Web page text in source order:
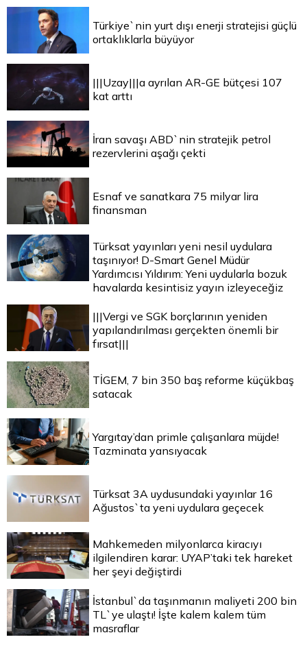
Türkiye`nin yurt dışı enerji stratejisi güçlü
ortaklıklarla büyüyor
|||Uzay|||a ayrılan AR-GE bütçesi 107
kat arttı
İran savaşı ABD`nin stratejik petrol
rezervlerini aşağı çekti
Esnaf ve sanatkara 75 milyar lira
finansman
Türksat yayınları yeni nesil uydulara
taşınıyor! D-Smart Genel Müdür
Yardımcısı Yıldırım: Yeni uydularla bozuk
havalarda kesintisiz yayın izleyeceğiz
|||Vergi ve SGK borçlarının yeniden
yapılandırılması gerçekten önemli bir
fırsat|||
TİGEM, 7 bin 350 baş reforme küçükbaş
satacak
Yargıtay’dan primle çalışanlara müjde!
Tazminata yansıyacak
Türksat 3A uydusundaki yayınlar 16
Ağustos`ta yeni uydulara geçecek
Mahkemeden milyonlarca kiracıyı
ilgilendiren karar: UYAP’taki tek hareket
her şeyi değiştirdi
İstanbul`da taşınmanın maliyeti 200 bin
TL`ye ulaştı! İşte kalem kalem tüm
masraflar